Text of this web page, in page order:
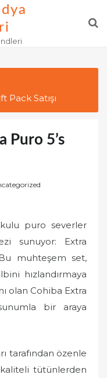
Pack Satışı
Puro 5’s
puro severler
sunuyor: Extra
muhteşem set,
hızlandırmaya
olan Cohiba Extra
bir araya
tarafından özenle
tütünlerden